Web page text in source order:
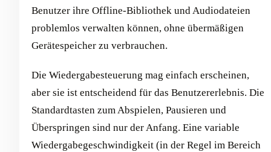
Benutzer ihre Offline-Bibliothek und Audiodateien
problemlos verwalten können, ohne übermäßigen
Gerätespeicher zu verbrauchen.
Die Wiedergabesteuerung mag einfach erscheinen,
aber sie ist entscheidend für das Benutzererlebnis. Die
Standardtasten zum Abspielen, Pausieren und
Überspringen sind nur der Anfang. Eine variable
Wiedergabegeschwindigkeit (in der Regel im Bereich